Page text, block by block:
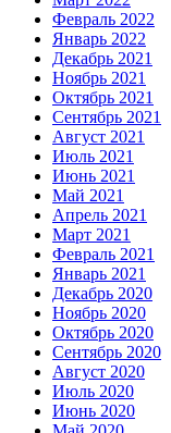
Февраль 2022
Январь 2022
Декабрь 2021
Ноябрь 2021
Октябрь 2021
Сентябрь 2021
Август 2021
Июль 2021
Июнь 2021
Май 2021
Апрель 2021
Март 2021
Февраль 2021
Январь 2021
Декабрь 2020
Ноябрь 2020
Октябрь 2020
Сентябрь 2020
Август 2020
Июль 2020
Июнь 2020